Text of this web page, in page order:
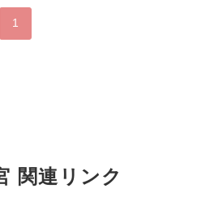
1
関連リンク